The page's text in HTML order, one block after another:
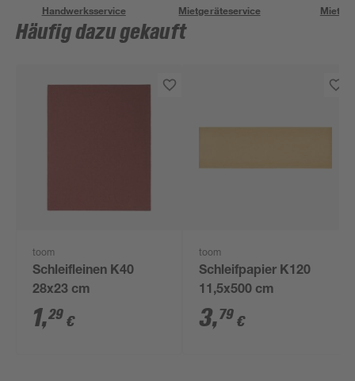
Handwerksservice Mietgeräteservice
Häufig dazu gekauft
toom
Schleifleinen K40
28x23 cm
1,29 €
toom
Schleifpapier K120
11,5x500 cm
3,79 €